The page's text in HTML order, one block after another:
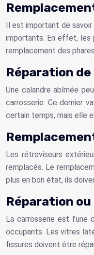
Il est important de savoir
importants. En effet, les
remplacement des
Réparation
Une calandre abîmée
carrosserie. Ce dernier
certain temps, mais elle
Les rétroviseurs
remplacés. Le
plus en bon état, ils
Réparation
La carrosserie est
occupants. Les vitres
fissures doivent être